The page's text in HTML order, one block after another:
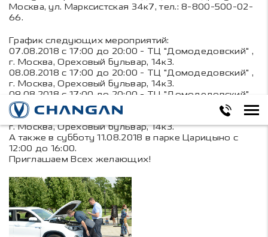
Москва, ул. Марксистская 34к7, тел.: 8-800-500-02-
66.
График следующих мероприятий:
07.08.2018 с 17:00 до 20:00 - ТЦ "Домодедовский" ,
г. Москва, Ореховый бульвар, 14к3.
08.08.2018 с 17:00 до 20:00 - ТЦ "Домодедовский" ,
г. Москва, Ореховый бульвар, 14к3.
09.08.2018 с 17:00 до 20:00 - ТЦ "Домодедовский" ,
г. Москва, Ореховый бульвар, 14к3.
10.08.2018 с 17:00 до 20:00 - ТЦ "Домодедовский" ,
г. Москва, Ореховый бульвар, 14к3.
А также в субботу 11.08.2018 в парке Царицыно с
12:00 до 16:00.
Приглашаем Всех желающих!